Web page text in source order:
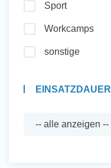
Sport
Workcamps
sonstige
EINSATZDAUER